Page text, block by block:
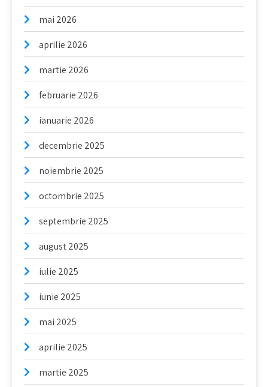
mai 2026
aprilie 2026
martie 2026
februarie 2026
ianuarie 2026
decembrie 2025
noiembrie 2025
octombrie 2025
septembrie 2025
august 2025
iulie 2025
iunie 2025
mai 2025
aprilie 2025
martie 2025